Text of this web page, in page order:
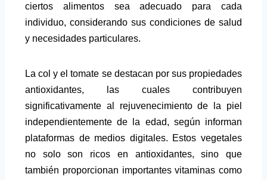
ciertos alimentos sea adecuado para cada
individuo, considerando sus condiciones de salud
y necesidades particulares.
La col y el tomate se destacan por sus propiedades
antioxidantes, las cuales contribuyen
significativamente al rejuvenecimiento de la piel
independientemente de la edad, según informan
plataformas de medios digitales. Estos vegetales
no solo son ricos en antioxidantes, sino que
también proporcionan importantes vitaminas como